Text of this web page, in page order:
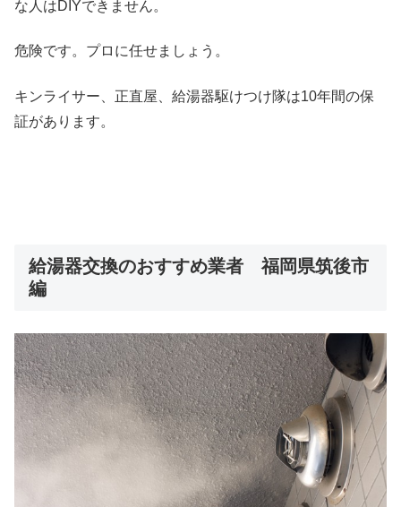
な人はDIYできません。
危険です。プロに任せましょう。
キンライサー、正直屋、給湯器駆けつけ隊は10年間の保
証があります。
給湯器交換のおすすめ業者 福岡県筑後市
編